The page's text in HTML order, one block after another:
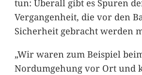
tun: Überall gibt es Spuren
Vergangenheit, die vor den
Sicherheit gebracht werden
„Wir waren zum Beispiel
Nordumgehung vor Ort und